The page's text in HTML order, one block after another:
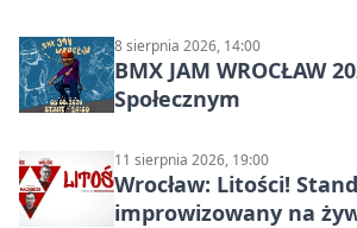
8 sierpnia 2026, 14:00
BMX JAM WROCŁAW
Społecznym
11 sierpnia 2026, 19:00
Wrocław: Litości!
improwizowany na